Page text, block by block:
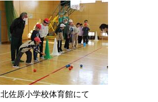
北佐原小学校体育館にて